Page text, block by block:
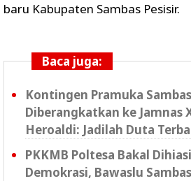
baru Kabupaten Sambas Pesisir.
Baca juga:
Kontingen Pramuka
Diberangkatkan ke Jamnas
Heroaldi: Jadilah Duta
PKKMB Poltesa Bakal
Demokrasi, Bawaslu